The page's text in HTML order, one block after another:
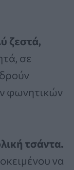
ζεστά,
σε
φωνητικών
τσάντα.
να